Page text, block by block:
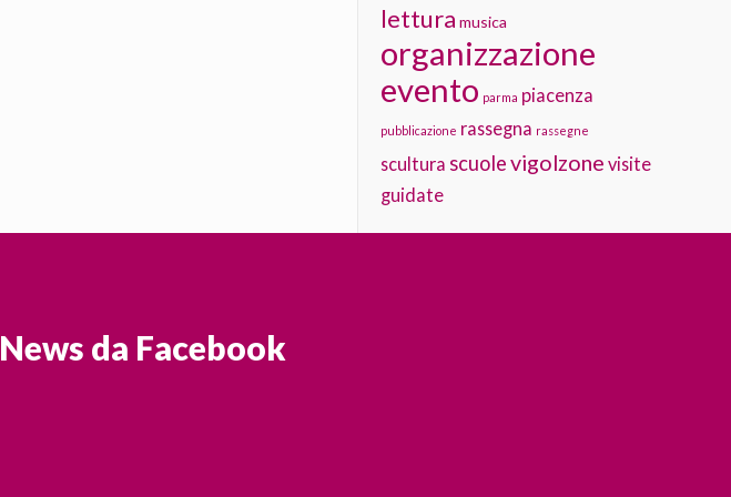
lettura musica
organizzazione
evento parma piacenza
pubblicazione rassegna rassegne
scultura scuolevigolzone visite
guidate
News da Facebook